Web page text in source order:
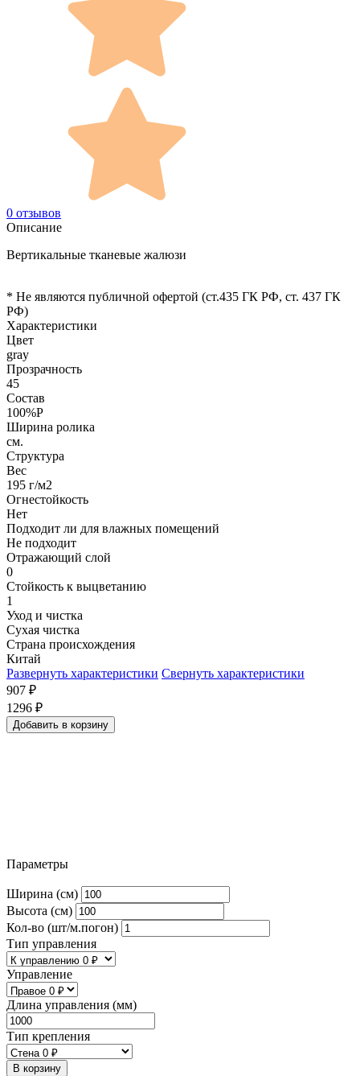
0 отзывов
Описание
Вертикальные тканевые жалюзи
* Не являются публичной офертой (ст.435 ГК РФ, cт. 437 ГК
РФ)
Характеристики
Цвет
gray
Прозрачность
45
Состав
100%P
Ширина ролика
см.
Структура
Вес
195 г/м2
Огнестойкость
Нет
Подходит ли для влажных помещений
Не подходит
Отражающий слой
0
Стойкость к выцветанию
1
Уход и чистка
Сухая чистка
Страна происхождения
Китай
Развернуть характеристики Свернуть характеристики
907 ₽
1296 ₽
Добавить в корзину
Параметры
Ширина (см)
Высота (см)
Кол-во (шт/м.погон)
Тип управления
Управление
Длина управления (мм)
Тип крепления
В корзину